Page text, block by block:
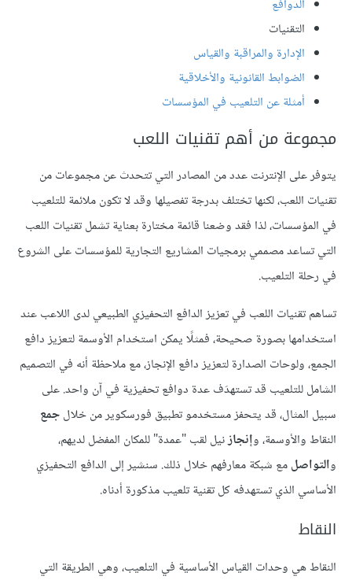
الدوافع
التقنيات
الإدارة والمراقبة والقياس
الضوابط القانونية والأخلاقية
أمثلة عن التلعيب في المؤسسات
مجموعة من أهم تقنيات اللعب
يتوفر على الإنترنت عدد من المصادر التي تتحدث عن مجموعات من
تقنيات اللعب، لكنها تختلف بدرجة تفصيلها وقد لا تكون ملائمة للتلعيب
في المؤسسات، لذا فقد وضعنا قائمة مختارة بعناية تشمل تقنيات اللعب
التي تساعد مصممي برمجيات المشاريع التجارية للمؤسسات على الشروع
في رحلة التلعيب.
تساهم تقنيات اللعب في تعزيز الدافع التحفيزي الطبيعي لدى اللاعب عند
استخدامها بصورة صحيحة، فمثلًا يمكن استخدام الأوسمة لتعزيز دافع
الجمع، ولوحات الصدارة لتعزيز دافع الإنجاز، مع ملاحظة أنه في التصميم
الشامل للتلعيب قد تستهدَف عدة دوافع تحفيزية في آن واحد. على
سبيل المثال، قد يتحفز مستخدمو تطبيق فورسكوير من خلالجمع
النقاط والأوسمة، وإنجازنيل لقب "عمدة" للمكان المفضل لديهم،
والتواصلمع شبكة معارفهم خلال ذلك. سنشير إلى الدافع التحفيزي
الأساسي الذي تستهدفه كل تقنية تلعيب مذكورة أدناه.
النقاط
النقاط هي وحدات القياس الأساسية في التلعيب، وهي الطريقة التي